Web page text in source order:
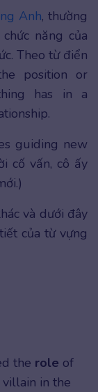
Anh, thường
năng của
Theo từ điển
position or
has in a
guiding new
cố vấn, cô ấy
và dưới đây
của từ vựng
the role of
in the